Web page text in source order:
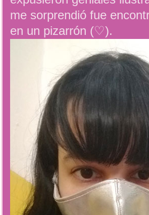
me sorprendió fue
en un pizarrón (♡).